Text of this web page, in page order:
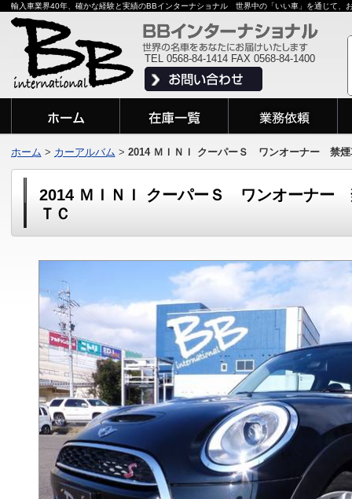
輸入車業界40年、確かな経験と実績のBBインターナショナル 世界中の「いい車」を通じて、
TEL 0568-84-1414 FAX 0568-84-1400
2014 ＭＩＮＩ クーパーＳ ワンオーナ
ＴＣ
ホーム > カーアルバム > 2014 ＭＩＮＩ クーパーＳ ワンオーナー 禁